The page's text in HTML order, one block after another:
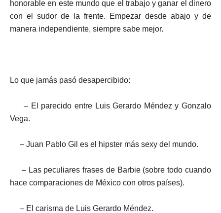
honorable en este mundo que el trabajo y ganar el dinero
con el sudor de la frente. Empezar desde abajo y de
manera independiente, siempre sabe mejor.
Lo que jamás pasó desapercibido:
– El parecido entre Luis Gerardo Méndez y Gonzalo
Vega.
– Juan Pablo Gil es el hipster más sexy del mundo.
– Las peculiares frases de Barbie (sobre todo cuando
hace comparaciones de México con otros países).
– El carisma de Luis Gerardo Méndez.